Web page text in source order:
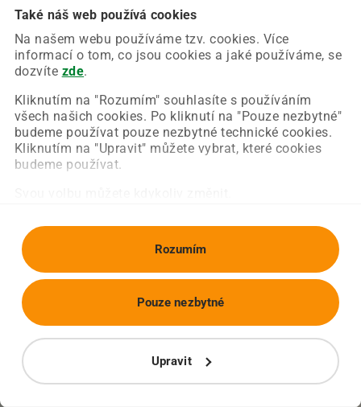
Také náš web používá cookies
Na našem webu používáme tzv. cookies. Více
informací o tom, co jsou cookies a jaké používáme, se
dozvíte zde.
Kliknutím na "Rozumím" souhlasíte s používáním
všech našich cookies. Po kliknutí na "Pouze nezbytné"
budeme používat pouze nezbytné technické cookies.
Kliknutím na "Upravit" můžete vybrat, které cookies
budeme používat.
Rozumím
Upravit
Pouze nezbytné
Chyba nastala na naší straně a už ji opravujeme.
Zkuste prosím znovu načíst požadovanou stránku.
Obnovit stránku Úvodní strana